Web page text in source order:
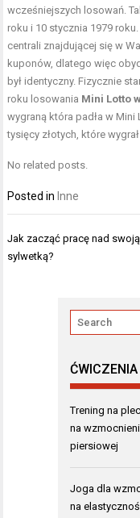
wcześniejszych losowań.
roku i 10 stycznia 1979
centrali znajdującej się w
kuponów, dlatego więc
był identyczny. Fizycznie
roku losowania Mini Lotto
wygraną która padła w
tysięcy złotych, które
No related posts.
Posted in Inne
Nawigacja
wpisu
Jak zacząć pracę nad swoją
sylwetką?
ĆWICZENIA
Trening na
na
piersiowej
Joga dla
na